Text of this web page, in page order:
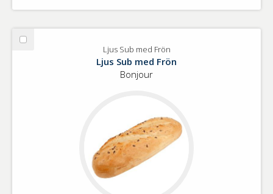
Välj
Ljus Sub med Frön
Ljus Sub med Frön
Bonjour